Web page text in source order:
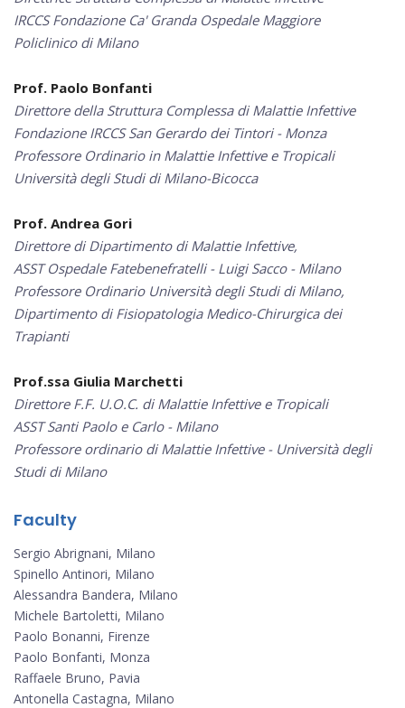
IRCCS Fondazione Ca' Granda Ospedale Maggiore
Policlinico di Milano
Prof. Paolo Bonfanti
Direttore della Struttura Complessa di Malattie Infettive
Fondazione IRCCS San Gerardo dei Tintori - Monza
Professore Ordinario in Malattie Infettive e Tropicali
Università degli Studi di Milano-Bicocca
Prof. Andrea Gori
Direttore di Dipartimento di Malattie Infettive,
ASST Ospedale Fatebenefratelli - Luigi Sacco - Milano
Professore Ordinario Università degli Studi di Milano,
Dipartimento di Fisiopatologia Medico-Chirurgica dei
Trapianti
Prof.ssa Giulia Marchetti
Direttore F.F. U.O.C. di Malattie Infettive e Tropicali
ASST Santi Paolo e Carlo - Milano
Professore ordinario di Malattie Infettive - Università degli
Studi di Milano
Faculty
Sergio Abrignani, Milano
Spinello Antinori, Milano
Alessandra Bandera, Milano
Michele Bartoletti, Milano
Paolo Bonanni, Firenze
Paolo Bonfanti, Monza
Raffaele Bruno, Pavia
Antonella Castagna, Milano